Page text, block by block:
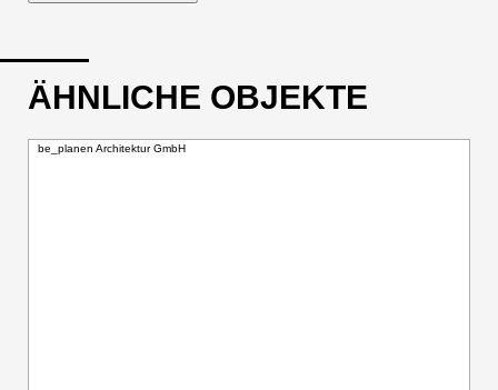
ÄHNLICHE OBJEKTE
be_planen Architektur GmbH